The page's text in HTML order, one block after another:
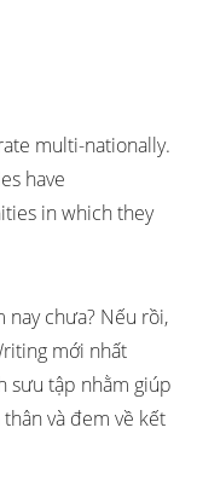
multi-nationally.
have
in which they
nay chưa? Nếu rồi,
mới nhất
sưu tập nhằm giúp
và đem về kết